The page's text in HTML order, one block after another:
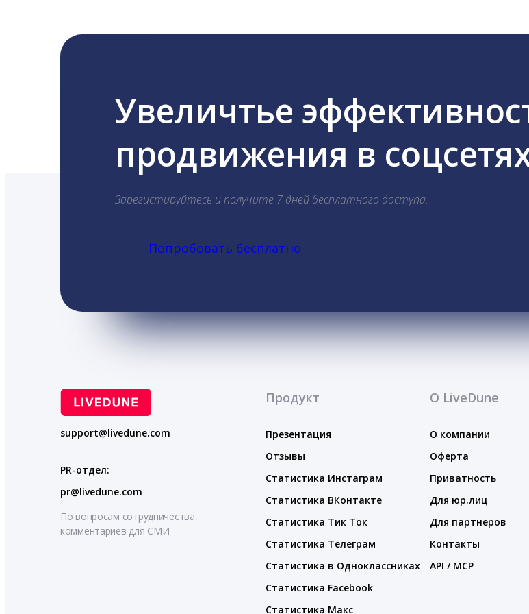
Увеличтье
продвижения в
Зарегистируйтесь и получите 7 дней бесплатного доступа.
Попробовать бесплатно
support@livedune.com
PR-отдел:
pr@livedune.com
По вопросам сотрудничества,
комментариев для СМИ
Продукт
Презентация
Отзывы
Статистика Инстаграм
Статистика ВКонтакте
Статистика Тик Ток
Статистика Телеграм
Статистика в Одноклассниках
Статистика Facebook
Статистика Макс
О LiveDune
О компании
Оферта
Приватность
Для юр.лиц
Для партнеров
Контакты
API / MCP